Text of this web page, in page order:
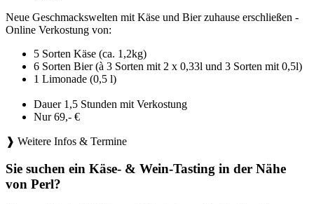
Neue Geschmackswelten mit Käse und Bier zuhause erschließen -
Online Verkostung von:
5 Sorten Käse (ca. 1,2kg)
6 Sorten Bier (à 3 Sorten mit 2 x 0,33l und 3 Sorten mit 0,5l)
1 Limonade (0,5 l)
Dauer 1,5 Stunden mit Verkostung
Nur 69,- €
❱ Weitere Infos & Termine
Sie suchen ein Käse- & Wein-Tasting in der Nähe
von Perl?